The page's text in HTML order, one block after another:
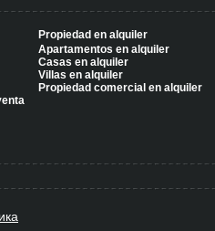
Propiedad en alquiler
Apartamentos en alquiler
Casas en alquiler
Villas en alquiler
Propiedad comercial en alquiler